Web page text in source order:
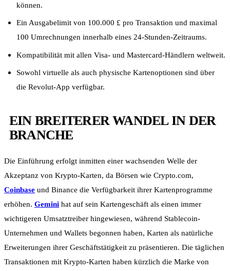
können.
Ein Ausgabelimit von 100.000 £ pro Transaktion und maximal
100 Umrechnungen innerhalb eines 24-Stunden-Zeitraums.
Kompatibilität mit allen Visa- und Mastercard-Händlern weltweit.
Sowohl virtuelle als auch physische Kartenoptionen sind über
die Revolut-App verfügbar.
EIN BREITERER WANDEL IN DER
BRANCHE
Die Einführung erfolgt inmitten einer wachsenden Welle der
Akzeptanz von Krypto-Karten, da Börsen wie Crypto.com,
Coinbase und Binance die Verfügbarkeit ihrer Kartenprogramme
erhöhen. Gemini hat auf sein Kartengeschäft als einen immer
wichtigeren Umsatztreiber hingewiesen, während Stablecoin-
Unternehmen und Wallets begonnen haben, Karten als natürliche
Erweiterungen ihrer Geschäftstätigkeit zu präsentieren. Die täglichen
Transaktionen mit Krypto-Karten haben kürzlich die Marke von